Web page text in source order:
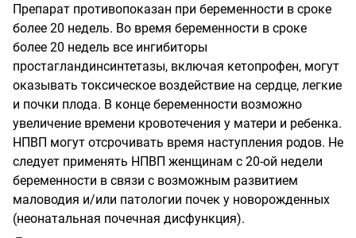
Препарат противопоказан при беременности в сроке
более 20 недель. Во время беременности в сроке
более 20 недель все ингибиторы
простагландинсинтетазы, включая кетопрофен, могут
оказывать токсическое воздействие на сердце, легкие
и почки плода. В конце беременности возможно
увеличение времени кровотечения у матери и ребенка.
НПВП могут отсрочивать время наступления родов. Не
следует применять НПВП женщинам с 20-ой недели
беременности в связи с возможным развитием
маловодия и/или патологии почек у новорожденных
(неонатальная почечная дисфункция).